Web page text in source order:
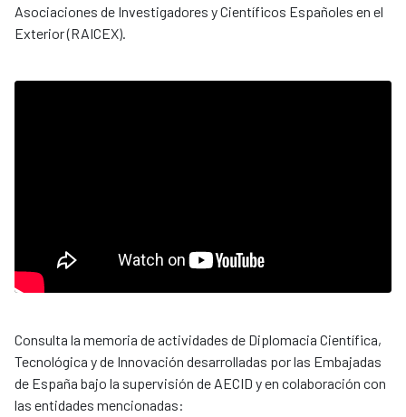
Asociaciones de Investigadores y Científicos Españoles en el
Exterior (RAICEX).
Consulta la memoria de actividades de Diplomacia Científica,
Tecnológica y de Innovación desarrolladas por las Embajadas
de España bajo la supervisión de AECID y en colaboración con
las entidades mencionadas: